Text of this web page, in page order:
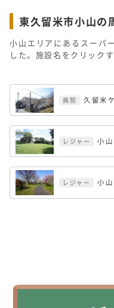
東久留米市小山の
小山エリアにあるスーパ
した。施設名をクリック
病院 久留米
レジャー 小
レジャー 小